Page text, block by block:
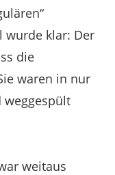
wurde klar: Der
die
waren in nur
weitaus